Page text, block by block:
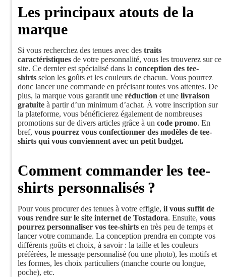
Les principaux atouts de la
marque
Si vous recherchez des tenues avec des traits
caractéristiques de votre personnalité, vous les trouverez sur ce
site. Ce dernier est spécialisé dans la conception des tee-
shirts selon les goûts et les couleurs de chacun. Vous pourrez
donc lancer une commande en précisant toutes vos attentes. De
plus, la marque vous garantit une réduction et une livraison
gratuite à partir d’un minimum d’achat. À votre inscription sur
la plateforme, vous bénéficierez également de nombreuses
promotions sur de divers articles grâce à un code promo. En
bref, vous pourrez vous confectionner des modèles de tee-
shirts qui vous conviennent avec un petit budget.
Comment commander les tee-
shirts personnalisés ?
Pour vous procurer des tenues à votre effigie, il vous suffit de
vous rendre sur le site internet de Tostadora. Ensuite, vous
pourrez personnaliser vos tee-shirts en très peu de temps et
lancer votre commande. La conception prendra en compte vos
différents goûts et choix, à savoir : la taille et les couleurs
préférées, le message personnalisé (ou une photo), les motifs et
les formes, les choix particuliers (manche courte ou longue,
poche), etc.